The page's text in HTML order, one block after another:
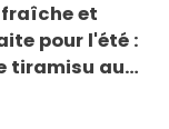
fraîche et
pour l'été :
tiramisu au